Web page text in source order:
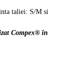
taliei: S/M si
Compex® în